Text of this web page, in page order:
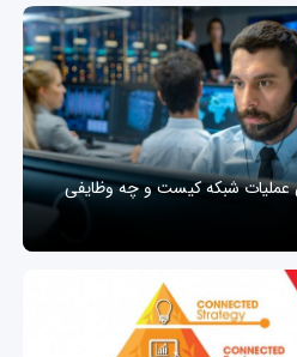
عملیات شبکه کیست و چه وظایفی